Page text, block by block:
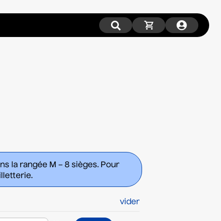
la rangée M – 8 sièges. Pour
vider